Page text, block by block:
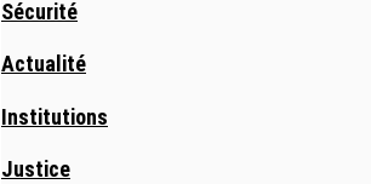
Sécurité
Actualité
Institutions
Justice